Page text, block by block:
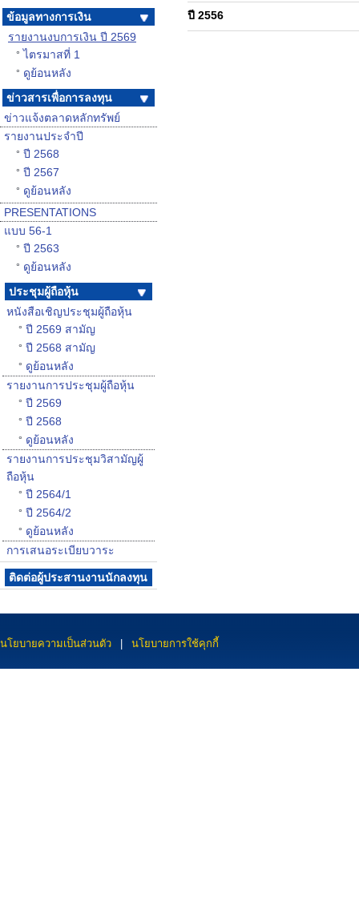
ข้อมูลทางการเงิน
รายงานงบการเงิน ปี 2569
° ไตรมาสที่ 1
° ดูย้อนหลัง
ข่าวสารเพื่อการลงทุน
ข่าวแจ้งตลาดหลักทรัพย์
รายงานประจำปี
° ปี 2568
° ปี 2567
° ดูย้อนหลัง
PRESENTATIONS
แบบ 56-1
° ปี 2563
° ดูย้อนหลัง
ประชุมผู้ถือหุ้น
หนังสือเชิญประชุมผู้ถือหุ้น
° ปี 2569 สามัญ
° ปี 2568 สามัญ
° ดูย้อนหลัง
รายงานการประชุมผู้ถือหุ้น
° ปี 2569
° ปี 2568
° ดูย้อนหลัง
รายงานการประชุมวิสามัญผู้
ถือหุ้น
° ปี 2564/1
° ปี 2564/2
° ดูย้อนหลัง
การเสนอระเบียบวาระ
ติดต่อผู้ประสานงานนักลงทุน
ปี 2556
นโยบายความเป็นส่วนตัว นโยบายการใช้คุกกี้